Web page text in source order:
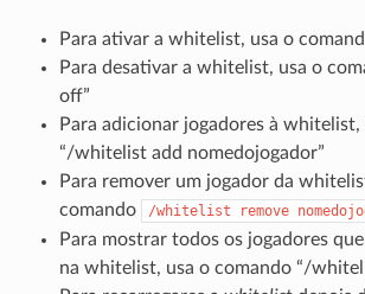
Para ativar a whitelist, usa o
Para desativar a whitelist, usa o
off”
Para adicionar jogadores à
“/whitelist add nomedojogador”
Para remover um jogador da
comando
/whitelist remove
Para mostrar todos os jogadores
na whitelist, usa o comando “/